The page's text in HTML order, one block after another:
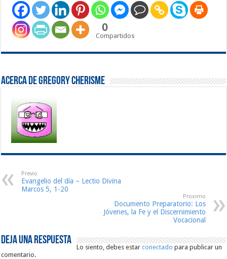
0
Compartidos
Acerca de Gregory Cherisme
Previo
Evangelio del día – Lectio Divina
Marcos 5, 1-20
Proximo
Documento Preparatorio: Los
Jóvenes, la Fe y el Discernimiento
Vocacional
Deja una respuesta
Lo siento, debes estarconectado para publicar un
comentario.